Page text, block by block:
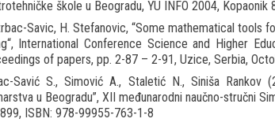
škole u Beogradu, YU INFO 2004, Kopaonik
Savic, H. Stefanovic, “Some mathematical tools
International Conference Science and Higher
of papers, pp. 2-87 – 2-91, Uzice, Serbia,
Savić S., Simović A., Staletić N., Siniša Rankov
u Beogradu”, XII međunarodni naučno-stručni
ISBN: 978-99955-763-1-8